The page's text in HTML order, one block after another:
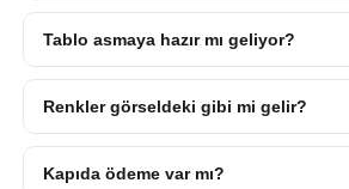
Tablo asmaya hazır mı geliyor?
Renkler görseldeki gibi mi gelir?
Kapıda ödeme var mı?